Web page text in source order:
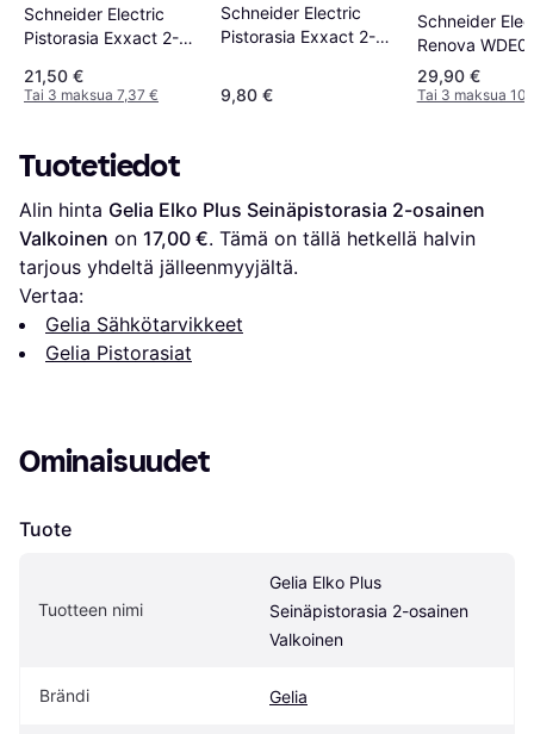
Schneider Electric
Pistorasia Exxact 2-
21,50 €
Tai 3 maksua 7,37 €
Schneider Electric
Pistorasia Exxact 2-
9,80 €
Schneider
Renova
osainen
29,90 €
Tai 3 maksua
Tuotetiedot
Alin hinta Gelia Elko Plus Seinäpistorasia 2-osainen
Valkoinen on 17,00 €. Tämä on tällä hetkellä halvin
tarjous yhdeltä jälleenmyyjältä.
Vertaa:
Gelia Sähkötarvikkeet
Gelia Pistorasiat
Ominaisuudet
Tuote
Tuotteen nimi
Gelia Elko Plus
Seinäpistorasia 2-osainen
Valkoinen
Brändi Gelia